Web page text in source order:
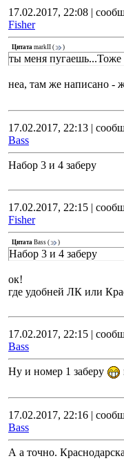
17.02.2017, 22:08 |
Fisher
Цитата markII ( )
ты меня пугаешь...Тоже
неа, там же написано -
17.02.2017, 22:13 |
Bass
Набор 3 и 4 заберу
17.02.2017, 22:15 |
Fisher
Цитата Bass ( )
Набор 3 и 4 заберу
ок!
где удобней ЛК или
17.02.2017, 22:15 |
Bass
Ну и номер 1 заберу
17.02.2017, 22:16 |
Bass
А а точно.